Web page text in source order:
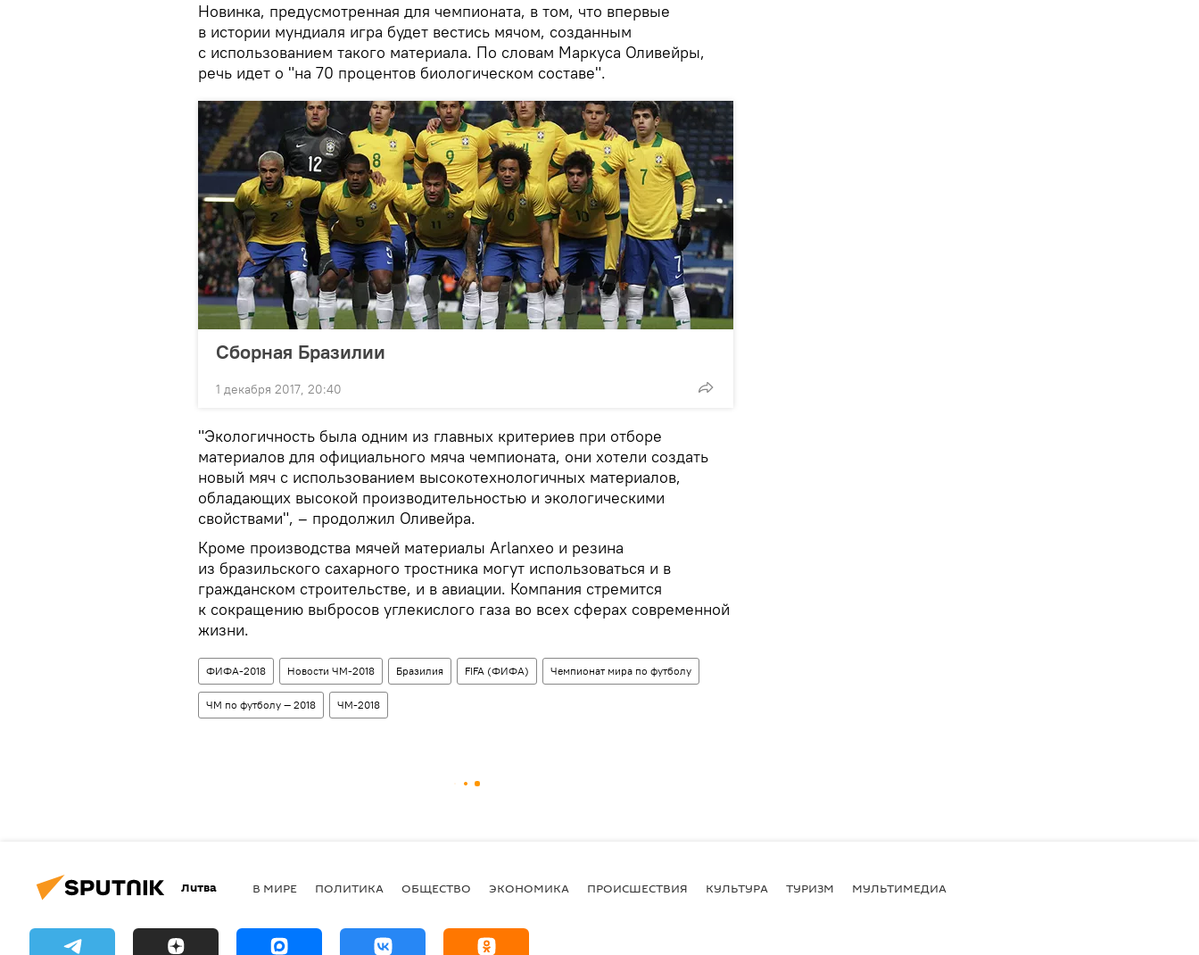
Новинка, предусмотренная для чемпионата, в том, что впервые
в истории мундиаля игра будет вестись мячом, созданным
с использованием такого материала. По словам Маркуса Оливейры,
речь идет о "на 70 процентов биологическом составе".
Сборная Бразилии
1 декабря 2017, 20:40
"Экологичность была одним из главных критериев при отборе
материалов для официального мяча чемпионата, они хотели создать
новый мяч с использованием высокотехнологичных материалов,
обладающих высокой производительностью и экологическими
свойствами", – продолжил Оливейра.
Кроме производства мячей материалы Arlanxeo и резина
из бразильского сахарного тростника могут использоваться и в
гражданском строительстве, и в авиации. Компания стремится
к сокращению выбросов углекислого газа во всех сферах современной
жизни.
ФИФА-2018 Новости ЧМ-2018 Бразилия FIFA (ФИФА) Чемпионат мира по футболу
ЧМ по футболу — 2018 ЧМ-2018
Литва В МИРЕ ПОЛИТИКА ОБЩЕСТВО ЭКОНОМИКА ПРОИСШЕСТВИЯ КУЛЬТУРА ТУРИЗМ МУЛЬТИМЕДИА